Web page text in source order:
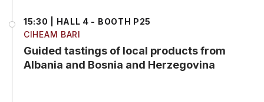
15:30 | HALL 4 - BOOTH P25
CIHEAM BARI
Guided tastings of local products from
Albania and Bosnia and Herzegovina